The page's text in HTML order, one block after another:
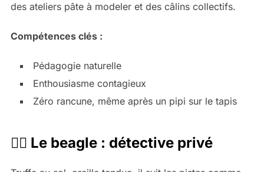
des ateliers pâte à modeler et des câlins collectifs.
Compétences clés :
Pédagogie naturelle
Enthousiasme contagieux
Zéro rancune, même après un pipi sur le tapis
🕵️‍♂️ Le beagle : détective privé